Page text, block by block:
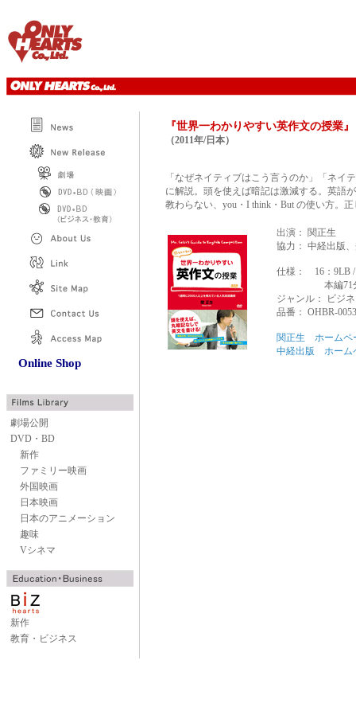
Online Shop
劇場公開
DVD・BD
新作
ファミリー映画
外国映画
日本映画
日本のアニメーション
趣味
Vシネマ
新作
教育・ビジネス
『世界一わかりやすい英作文の授業』
（2011年/日本）
「なぜネイティブはこう言うのか」「ネイ
に解説。頭を使えば暗記は激減する。英語
教わらない、you・I think・But の使い方。
出演： 関正生
協力： 中経出版
仕様： 16：9LB /
本編71
ジャンル： ビ
品番： OHBR-0053
関正生 ホームペ
中経出版 ホーム